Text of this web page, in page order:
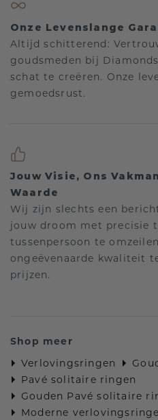
Onze Levenslange
Altijd schitterend:
goudsmeden bij
schat te creëren. Onze
gemoedsrust.
Jouw Visie, Ons
Waarde
Wij zijn slechts een
jouw droom met precisie
tussenpersoon te
ongeëvenaarde kwaliteit
prijzen.
Shop meer
Verlovingsringen
Pavé solitaire ringen
Gouden Pavé solitaire
Moderne